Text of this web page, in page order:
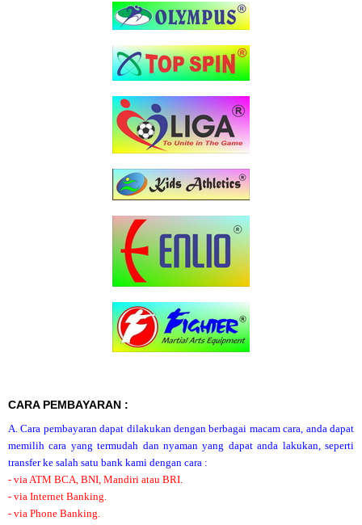
CARA PEMBAYARAN :
A. Cara pembayaran dapat dilakukan dengan berbagai macam cara, anda dapat
memilih cara yang termudah dan nyaman yang dapat anda lakukan, seperti
transfer ke salah satu bank kami dengan cara :
- via ATM BCA, BNI, Mandiri atau BRI.
- via Internet Banking.
- via Phone Banking.